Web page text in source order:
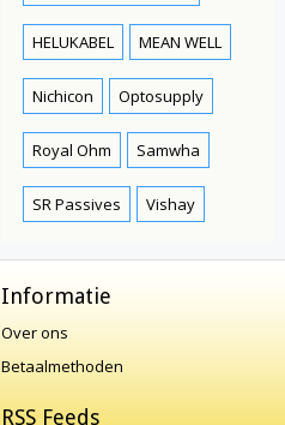
HELUKABEL MEAN WELL
Nichicon Optosupply
Royal Ohm Samwha
SR Passives Vishay
Informatie
Over ons
Betaalmethoden
RSS Feeds